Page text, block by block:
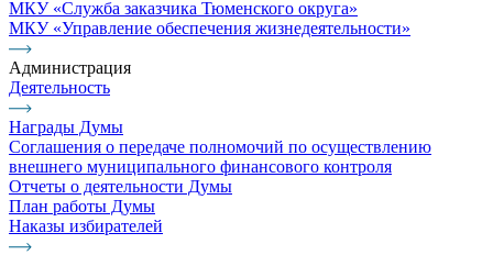
МКУ «Служба заказчика Тюменского округа»
МКУ «Управление обеспечения жизнедеятельности»
Администрация
Деятельность
Награды Думы
Соглашения о передаче полномочий по осуществлению
внешнего муниципального финансового контроля
Отчеты о деятельности Думы
План работы Думы
Наказы избирателей